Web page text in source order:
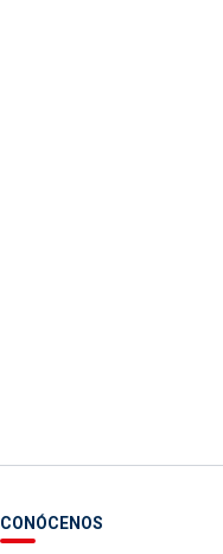
CONÓCENOS